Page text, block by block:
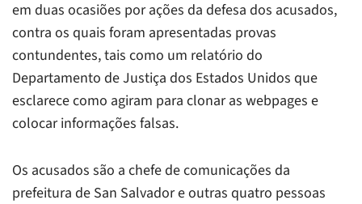
em duas ocasiões por ações da defesa dos acusados,
contra os quais foram apresentadas provas
contundentes, tais como um relatório do
Departamento de Justiça dos Estados Unidos que
esclarece como agiram para clonar as webpages e
colocar informações falsas.
Os acusados são a chefe de comunicações da
prefeitura de San Salvador e outras quatro pessoas